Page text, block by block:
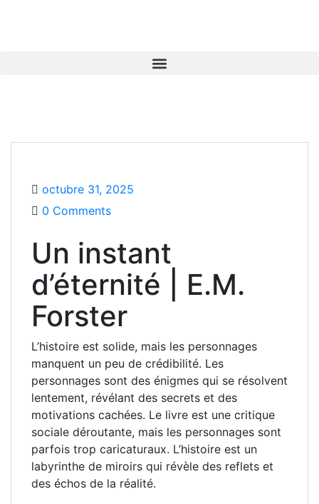
octubre 31, 2025
0 Comments
Un instant
d’éternité | E.M.
Forster
L’histoire est solide, mais les personnages
manquent un peu de crédibilité. Les
personnages sont des énigmes qui se résolvent
lentement, révélant des secrets et des
motivations cachées. Le livre est une critique
sociale déroutante, mais les personnages sont
parfois trop caricaturaux. L’histoire est un
labyrinthe de miroirs qui révèle des reflets et
des échos de la réalité.